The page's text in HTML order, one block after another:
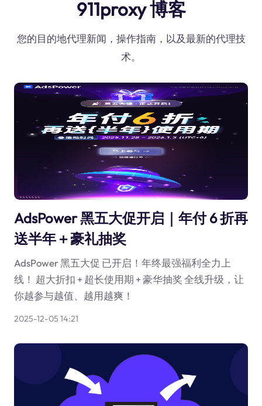
911proxy 博客
您的目的地代理新闻，操作指南，以及最新的代理技
术。
AdsPower 黑五大促开启｜年付 6 折再
送半年＋豪礼抽奖
AdsPower 黑五大促 已开启！年终最强福利全力上
线！ 超大折扣 + 超长使用期 + 豪华抽奖 全线升级，让
你越参与越值、越用越爽！
2025-12-05 14:21